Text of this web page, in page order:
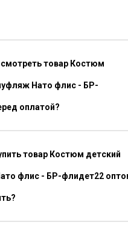
товар Костюм
Нато флис - БР-
оплатой?
товар Костюм детский
флис - БР-флидет22